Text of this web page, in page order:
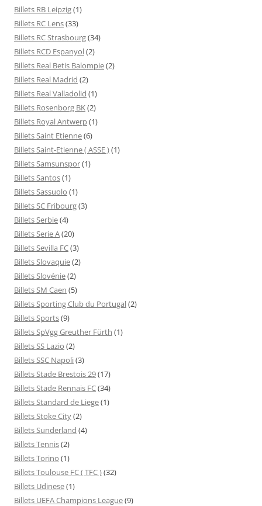
Billets RB Leipzig(1)
Billets RC Lens(33)
Billets RC Strasbourg(34)
Billets RCD Espanyol(2)
Billets Real Betis Balompie(2)
Billets Real Madrid (2)
Billets Real Valladolid (1)
Billets Rosenborg BK(2)
Billets Royal Antwerp(1)
Billets Saint Etienne(6)
Billets Saint-Etienne ( ASSE )(1)
Billets Samsunspor(1)
Billets Santos(1)
Billets Sassuolo (1)
Billets SC Fribourg(3)
Billets Serbie(4)
Billets Serie A(20)
Billets Sevilla FC(3)
Billets Slovaquie(2)
Billets Slovénie(2)
Billets SM Caen (5)
Billets Sporting Club du Portugal(2)
Billets Sports(9)
Billets SpVgg Greuther Fürth (1)
Billets SS Lazio (2)
Billets SSC Napoli(3)
Billets Stade Brestois 29(17)
Billets Stade Rennais FC(34)
Billets Standard de Liege(1)
Billets Stoke City(2)
Billets Sunderland (4)
Billets Tennis(2)
Billets Torino (1)
Billets Toulouse FC ( TFC )(32)
Billets Udinese(1)
Billets UEFA Champions League(9)